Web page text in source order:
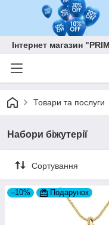
Інтернет магазин
Товари та послуги
Набори біжутерії
Сортування
–10% Подарунок